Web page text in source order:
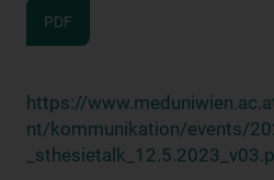
PDF
https://
nt/kommunikation/events/